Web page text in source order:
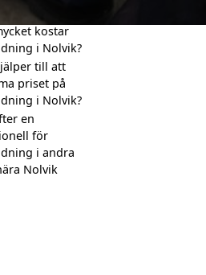
kostar
i Nolvik?
till att
priset på
i Nolvik?
en
för
i andra
Nolvik